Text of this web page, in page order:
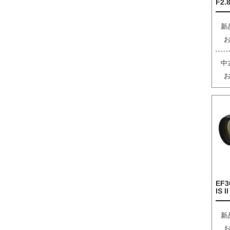
新
中
IS II
新